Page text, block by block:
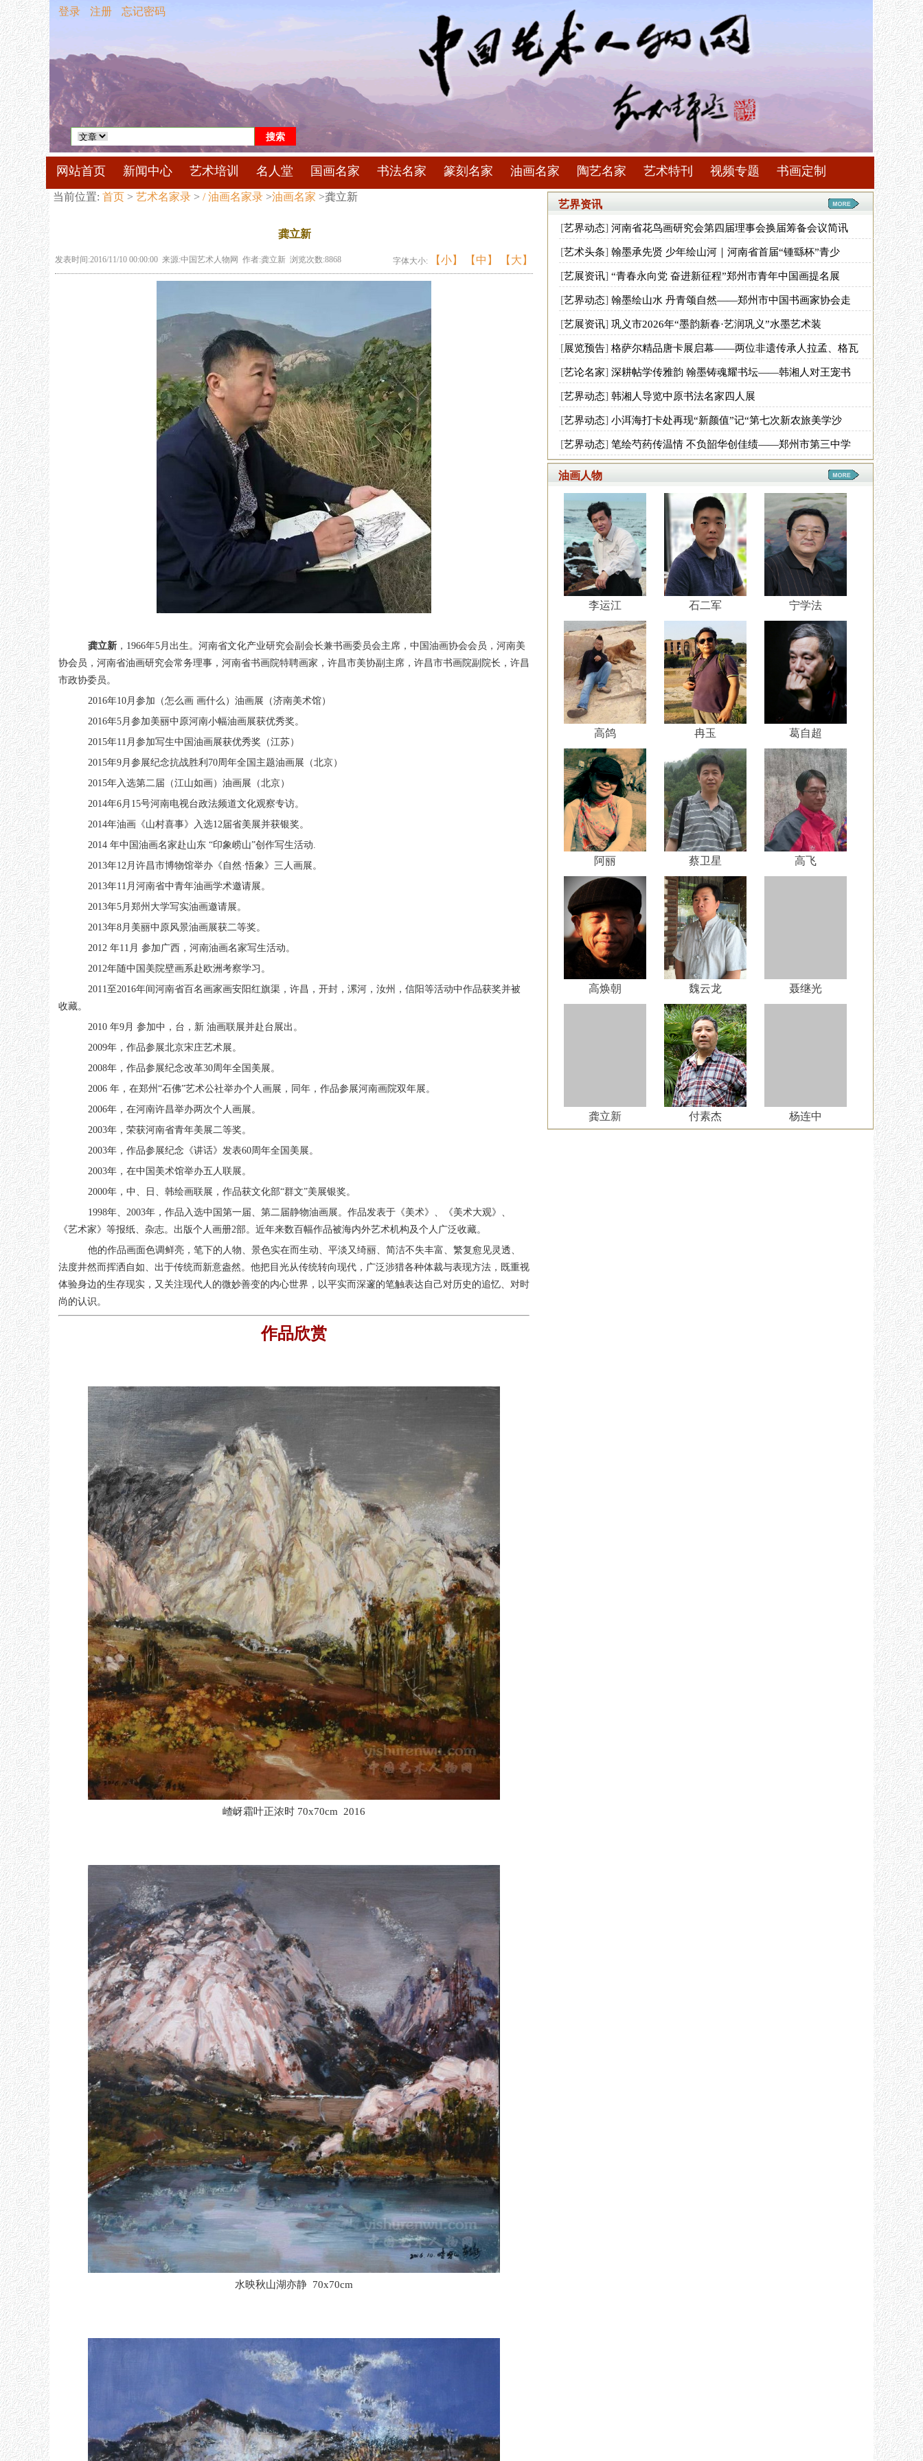
网站首页 新闻中心 艺术培训 名人堂 国画名家 书法名家 篆刻名家 油画名家 陶艺名家 艺术特刊 视频专题 书画定制
登录 注册 忘记密码
艺界资讯
[艺界动态] 河南省花鸟画研究会第四届理事会换届筹备会议简讯
[艺术头条] 翰墨承先贤 少年绘山河｜河南省首届“锺繇杯”青少
[艺展资讯] “青春永向党 奋进新征程”郑州市青年中国画提名展
[艺界动态] 翰墨绘山水 丹青颂自然——郑州市中国书画家协会走
[艺展资讯] 巩义市2026年“墨韵新春·艺润巩义”水墨艺术装
[展览预告] 格萨尔精品唐卡展启幕——两位非遗传承人拉孟、格瓦
[艺论名家] 深耕帖学传雅韵 翰墨铸魂耀书坛——韩湘人对王宠书
[艺界动态] 韩湘人导览中原书法名家四人展
[艺界动态] 小洱海打卡处再现“新颜值”记“第七次新农旅美学沙
[艺界动态] 笔绘芍药传温情 不负韶华创佳绩——郑州市第三中学
油画人物
李运江 石二军 宁学法
高鸽 冉玉 葛自超
阿丽 蔡卫星 高飞
高焕朝 魏云龙 聂继光
龚立新 付素杰 杨连中
当前位置: 首页 > 艺术名家录 > / 油画名家录 >油画名家 >龚立新
龚立新
发表时间:2016/11/10 00:00:00 来源:中国艺术人物网 作者:龚立新 浏览次数:8868 字体大小: 【小】 【中】 【大】
龚立新， 1966年5月出生。河南省文化产业研究会副会长兼书画委员会主席，中国油画协会会员，河南美
协会员，河南省油画研究会常务理事，河南省书画院特聘画家，许昌市美协副主席，许昌市书画院副院长，许昌
市政协委员。
2016年10月参加（怎么画 画什么）油画展（济南美术馆）
2016年5月参加美丽中原河南小幅油画展获优秀奖。
2015年11 月参加写生中国油画展获优秀奖（江苏）
2015年9月参展纪念抗战胜利 70周年全国主题油画展（北京）
2015年入选第二届（江山如画）油画展（北京）
2014年6月 15号河南电视台政法频道文化观察专访。
2014年油画《山村喜事》入选12届省美展并获银奖。
2014 年中国油画名家赴山东 “印象崂山”创作写生活动.
2013年12月许昌市博物馆举办《自然·悟象》三人画展。
2013年11 月河南省中青年油画学术邀请展。
2013年5月郑州大学写实油画邀请展。
2013年8月美丽中原风景油画展获二等奖。
2012 年11 月 参加广西，河南油画名家写生活动。
2012年随中国美院壁画系赴欧洲考察学习。
2011至2016年间河南省百名画家画安阳红旗渠，许昌，开封，漯河，汝州，信阳等活动中作品获奖并被
收藏。
2010 年9月 参加中，台，新 油画联展并赴台展出。
2009年，作品参展北京宋庄艺术展。
2008年，作品参展纪念改革30周年全国美展。
2006 年，在郑州“石佛”艺术公社举办个人画展，同年，作品参展河南画院双年展。
2006年，在河南许昌举办两次个人画展。
2003年，荣获河南省青年美展二等奖。
2003年，作品参展纪念《讲话》发表60周年全国美展。
2003年，在中国美术馆举办五人联展。
2000年，中、日、韩绘画联展，作品获文化部“群文”美展银奖。
1998年、 2003年，作品入选中国第一届、第二届静物油画展。作品发表于《美术》、《美术大观》、
《艺术家》等报纸、杂志。出版个人画册2部。近年来数百幅作品被海内外艺术机构及个人广泛收藏。
他的作品画面色调鲜亮，笔下的人物、景色实在而生动、平淡又绮丽、简洁不失丰富、繁复愈见灵透、
法度井然而挥洒自如、出于传统而新意盎然。他把目光从传统转向现代，广泛涉猎各种体裁与表现方法，既重视
体验身边的生存现实，又关注现代人的微妙善变的内心世界，以平实而深邃的笔触表达自己对历史的追忆、对时
尚的认识。
作品欣赏
嵖岈霜叶正浓时 70x70cm 2016
水映秋山湖亦静 70x70cm